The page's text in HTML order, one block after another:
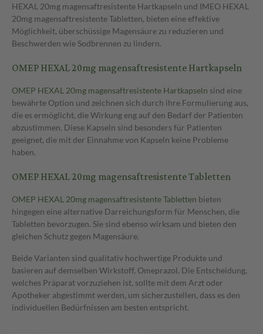
HEXAL 20mg magensaftresistente Hartkapseln und IMEO HEXAL
20mg magensaftresistente Tabletten, bieten eine effektive
Möglichkeit, überschüssige Magensäure zu reduzieren und
Beschwerden wie Sodbrennen zu lindern.
OMEP HEXAL 20mg magensaftresistente Hartkapseln
OMEP HEXAL 20mg magensaftresistente Hartkapseln sind eine
bewährte Option und zeichnen sich durch ihre Formulierung aus,
die es ermöglicht, die Wirkung eng auf den Bedarf der Patienten
abzustimmen. Diese Kapseln sind besonders für Patienten
geeignet, die mit der Einnahme von Kapseln keine Probleme
haben.
OMEP HEXAL 20mg magensaftresistente Tabletten
OMEP HEXAL 20mg magensaftresistente Tabletten bieten
hingegen eine alternative Darreichungsform für Menschen, die
Tabletten bevorzugen. Sie sind ebenso wirksam und bieten den
gleichen Schutz gegen Magensäure.
Beide Varianten sind qualitativ hochwertige Produkte und
basieren auf demselben Wirkstoff, Omeprazol. Die Entscheidung,
welches Präparat vorzuziehen ist, sollte mit dem Arzt oder
Apotheker abgestimmt werden, um sicherzustellen, dass es den
individuellen Bedürfnissen am besten entspricht.